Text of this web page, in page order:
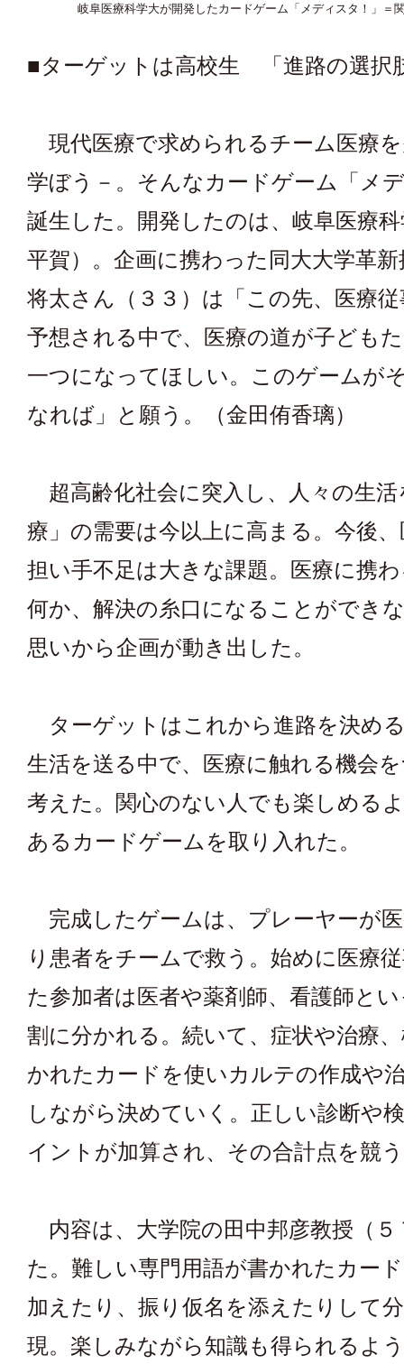
岐阜医療科学大が開発したカードゲーム「メディスタ！」＝
■ターゲットは高校生 「進路の選択
現代医療で求められるチーム医療
学ぼう－。そんなカードゲーム「メ
誕生した。開発したのは、岐阜医療
平賀）。企画に携わった同大大学革
将太さん（３３）は「この先、医療
予想される中で、医療の道が子ども
一つになってほしい。このゲームが
なれば」と願う。（金田侑香璃）
超高齢化社会に突入し、人々の生活
療」の需要は今以上に高まる。今後
担い手不足は大きな課題。医療に携
何か、解決の糸口になることができ
思いから企画が動き出した。
ターゲットはこれから進路を決め
生活を送る中で、医療に触れる機会
考えた。関心のない人でも楽しめる
あるカードゲームを取り入れた。
完成したゲームは、プレーヤーが
り患者をチームで救う。始めに医療
た参加者は医者や薬剤師、看護師と
割に分かれる。続いて、症状や治療
かれたカードを使いカルテの作成や
しながら決めていく。正しい診断や
イントが加算され、その合計点を競
内容は、大学院の田中邦彦教授（５
た。難しい専門用語が書かれたカー
加えたり、振り仮名を添えたりして
現。楽しみながら知識も得られるよ